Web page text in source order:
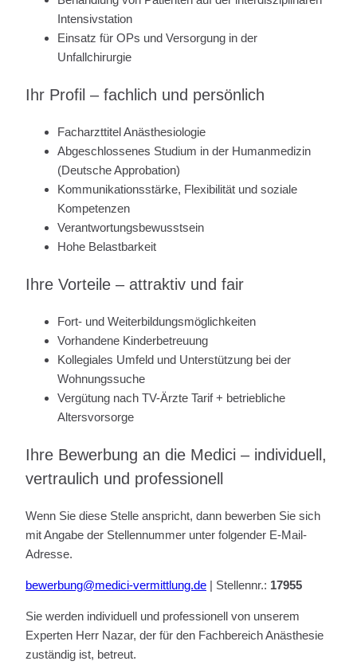
Intensivstation
Einsatz für OPs und Versorgung in der
Unfallchirurgie
Ihr Profil – fachlich und persönlich
Facharzttitel Anästhesiologie
Abgeschlossenes Studium in der Humanmedizin
(Deutsche Approbation)
Kommunikationsstärke, Flexibilität und soziale
Kompetenzen
Verantwortungsbewusstsein
Hohe Belastbarkeit
Ihre Vorteile – attraktiv und fair
Fort- und Weiterbildungsmöglichkeiten
Vorhandene Kinderbetreuung
Kollegiales Umfeld und Unterstützung bei der
Wohnungssuche
Vergütung nach TV-Ärzte Tarif + betriebliche
Altersvorsorge
Ihre Bewerbung an die Medici – individuell,
vertraulich und professionell
Wenn Sie diese Stelle anspricht, dann bewerben Sie sich
mit Angabe der Stellennummer unter folgender E-Mail-
Adresse.
bewerbung@medici-vermittlung.de | Stellennr.: 17955
Sie werden individuell und professionell von unserem
Experten Herr Nazar, der für den Fachbereich Anästhesie
zuständig ist, betreut.